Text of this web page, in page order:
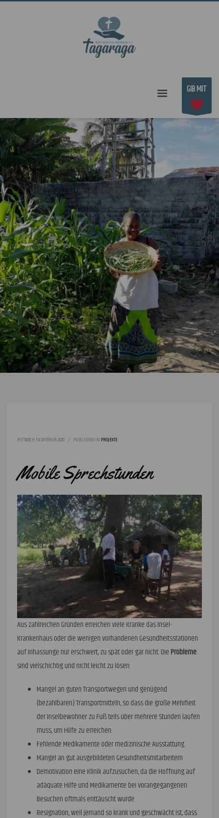
GIB MIT
MITTWOCH, 14 OKTOBER 2020 / PUBLISHED IN PROJEKTE
Mobile Sprechstunden
Aus zahlreichen Gründen erreichen viele Kranke das Insel-
Krankenhaus oder die wenigen vorhandenen Gesundheitsstationen
auf Inhassunge nur erschwert, zu spät oder gar nicht. Die Probleme
sind vielschichtig und nicht leicht zu lösen:
Mangel an guten Transportwegen und genügend
(bezahlbaren) Transportmitteln, so dass die große Mehrheit
der Inselbewohner zu Fuß teils über mehrere Stunden laufen
muss, um Hilfe zu erreichen.
Fehlende Medikamente oder medizinische Ausstattung
Mangel an gut ausgebildeten Gesundheitsmitarbeitern
Demotivation eine Klinik aufzusuchen, da die Hoffnung auf
adäquate Hilfe und Medikamente bei vorangegangenen
Besuchen oftmals enttäuscht wurde
Resignation, weil jemand so krank und geschwächt ist, dass